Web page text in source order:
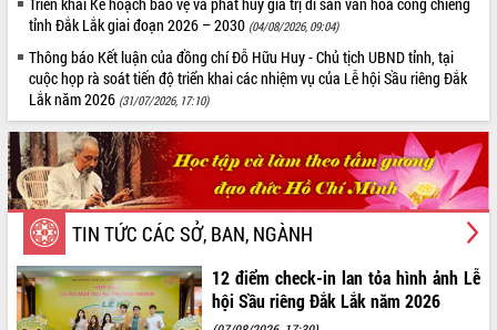
chuyên gia y tế TP. Hồ Chí Minh
Lễ truy điệu và an táng hài cốt liệt sĩ tại Nghĩa
trang Liệt sĩ xã Sơn Hòa
Bàn giải pháp tháo gỡ khó khăn trong xuất khẩu
sầu riêng và triển khai quy định EUDR
Thứ trưởng Bộ Nông nghiệp và Môi trường Nguyễn
Hoàng Hiệp khảo sát vùng trồng và doanh nghiệp
đóng gói sầu riêng tại Đắk Lắk
Trình diễn nghệ thuật chế biến các món ăn từ sầu
riêng
Đắk Lắk công bố Quy hoạch và xúc tiến đầu tư
tỉnh
Ngành cá ngừ Đắk Lắk chủ động thích ứng để giữ
vững thị trường xuất khẩu
LIÊN KẾT
Triển khai Kế hoạch bảo vệ và phát huy giá trị di sản văn hóa cồng chiêng
tỉnh Đắk Lắk giai đoạn 2026 – 2030 (04/08/2026, 09:04)
Thông báo Kết luận của đồng chí Đỗ Hữu Huy - Chủ tịch UBND tỉnh, tại
cuộc họp rà soát tiến độ triển khai các nhiệm vụ của Lễ hội Sầu riêng Đắk
Lắk năm 2026 (31/07/2026, 17:10)
TIN TỨC CÁC SỞ, BAN, NGÀNH
12 điểm check-in lan tỏa hình ảnh Lễ
hội Sầu riêng Đắk Lắk năm 2026